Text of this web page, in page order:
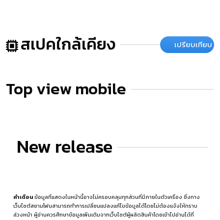
สเปคใกล้เคียง เปรียบเทียบ
Top view mobile
New release
คำเตือนข้อมูลที่แสดงในหน้านี้อาจไม่ครอบคลุมทุกส่วนที่มีภายในตัวเครื่อง ซึ่งทาง
เว็บไซต์สยามโฟนสามารถทำการเปลี่ยนแปลงแก้ไขข้อมูลได้โดยไม่ต้องแจ้งให้ทราบ
ล่วงหน้า ผู้อ่านควรศึกษาข้อมูลเพิ่มเติมจากเว็บไซต์ผู้ผลิตสินค้าโดยเข้าไปอ่านได้ที่